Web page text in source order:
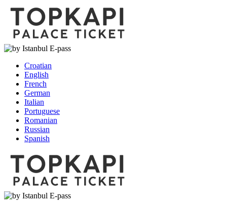
Croatian
English
French
German
Italian
Portuguese
Romanian
Russian
Spanish